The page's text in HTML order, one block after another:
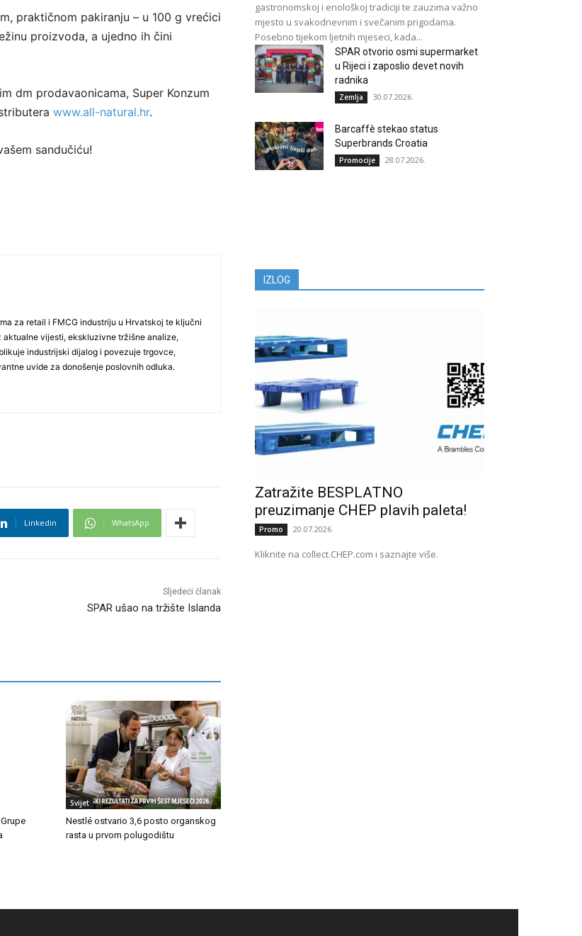
praktičnom pakiranju – u 100 g vrećici
proizvoda, a ujedno ih čini
dm prodavaonicama, Super Konzum
www.all-natural.hr.
sandučiću!
za retail i FMCG industriju u Hrvatskoj te ključni
vijesti, ekskluzivne tržišne analize,
industrijski dijalog i povezuje trgovce,
uvide za donošenje poslovnih odluka.
Linkedin WhatsApp
Sljedeći članak
SPAR ušao na tržište Islanda
Svijet
Nestlé ostvario 3,6 posto organskog
rasta u prvom polugodištu
gastronomskoj i enološkoj tradiciji te zauzima važno
mjesto u svakodnevnim i svečanim prigodama.
Posebno tijekom ljetnih mjeseci, kada...
SPAR otvorio osmi supermarket
u Rijeci i zaposlio devet novih
radnika
Zemlja 30.07.2026.
Barcaffè stekao status
Superbrands Croatia
Promocije 28.07.2026.
IZLOG
Zatražite BESPLATNO
preuzimanje CHEP plavih paleta!
Promo 20.07.2026.
Kliknite na collect.CHEP.com i saznajte više.